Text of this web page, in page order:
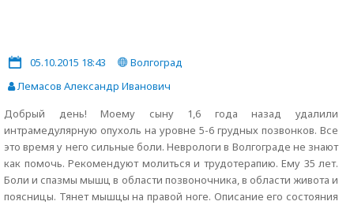
05.10.2015 18:43
Волгоград
Лемасов Александр Иванович
Добрый день! Моему сыну 1,6 года назад удалили
интрамедулярную опухоль на уровне 5-6 грудных позвонков. Все
это время у него сильные боли. Неврологи в Волгограде не знают
как помочь. Рекомендуют молиться и трудотерапию. Ему 35 лет.
Боли и спазмы мышц в области позвоночника, в области живота и
поясницы. Тянет мышцы на правой ноге. Описание его состояния